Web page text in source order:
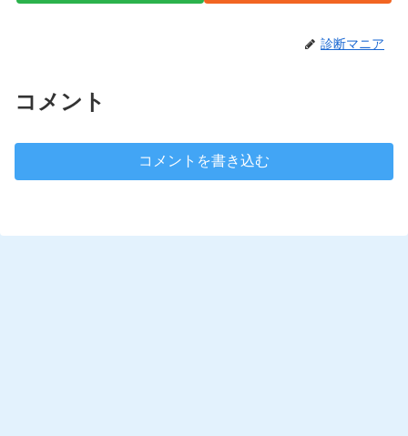
診断マニア
コメント
コメントを書き込む